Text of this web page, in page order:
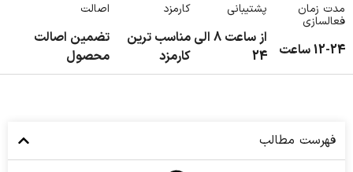
مدت زمان
فعالسازی
12-24 ساعت
پشتیبانی
از ساعت 8 الی
24
کارمزد
مناسب ترین
کارمزد
اصالت
تضمین اصالت
محصول
فهرست مطالب